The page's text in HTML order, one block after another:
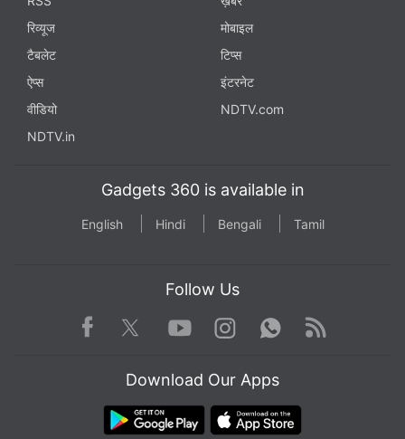
रिव्यूज
मोबाइल
टैबलेट
टिप्स
ऐप्स
इंटरनेट
वीडियो
NDTV.com
NDTV.in
Gadgets 360 is available in
English Hindi Bengali Tamil
Follow Us
Facebook TwitterYoutube
Instagram WhatsApp
Rss
Download Our Apps